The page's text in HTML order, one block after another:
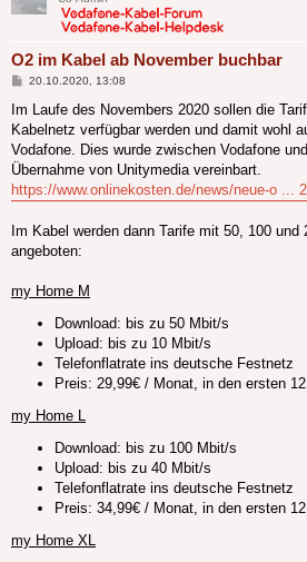
O2 im Kabel ab November buchbar
Beitrag
20.10.2020, 13:08
Im Laufe des Novembers 2020 sollen die
Kabelnetz verfügbar werden und damit wohl
Vodafone. Dies wurde zwischen Vodafone
Übernahme von Unitymedia vereinbart.
https://www.onlinekosten.de/news/neue-o ...
Im Kabel werden dann Tarife mit 50, 100
angeboten:
my Home M
Download: bis zu 50 Mbit/s
Upload: bis zu 10 Mbit/s
Telefonflatrate ins deutsche Festnetz
Preis: 29,99€ / Monat, in den ersten
my Home L
Download: bis zu 100 Mbit/s
Upload: bis zu 40 Mbit/s
Telefonflatrate ins deutsche Festnetz
Preis: 34,99€ / Monat, in den ersten
my Home XL